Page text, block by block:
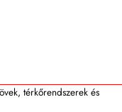
térkőrendszerek és